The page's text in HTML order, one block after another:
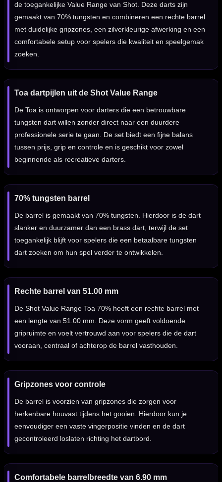
de toegankelijke Value Range van Shot. Deze darts zijn
gemaakt van 70% tungsten en combineren een rechte barrel
met duidelijke gripzones, een zilverkleurige afwerking en een
comfortabele setup voor spelers die kwaliteit en speelgemak
zoeken.
Toa dartpijlen uit de Shot Value Range
De Toa is ontworpen voor darters die een betrouwbare
tungsten dart willen zonder direct naar een duurdere
professionele serie te gaan. De set biedt een fijne balans
tussen prijs, grip en controle en is geschikt voor zowel
beginnende als recreatieve darters.
70% tungsten barrel
De barrel is gemaakt van 70% tungsten. Hierdoor is de dart
slanker en duurzamer dan een brass dart, terwijl de set
toegankelijk blijft voor spelers die een betaalbare tungsten
dart zoeken om hun spel verder te ontwikkelen.
Rechte barrel van 51.00 mm
De Shot Value Range Toa 70% heeft een rechte barrel met
een lengte van 51.00 mm. Deze vorm geeft voldoende
gripruimte en voelt vertrouwd aan voor spelers die de dart
vooraan, centraal of achterop de barrel vasthouden.
Gripzones voor controle
De barrel is voorzien van gripzones die zorgen voor
herkenbare houvast tijdens het gooien. Hierdoor kun je
eenvoudiger een vaste vingerpositie vinden en de dart
gecontroleerd loslaten richting het dartbord.
Comfortabele barrelbreedte van 6.90 mm